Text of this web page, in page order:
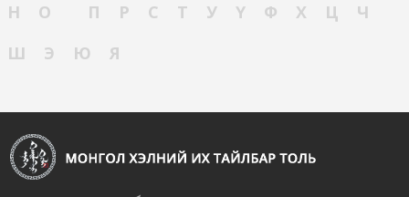
Н
О П Р С Т У Ү Ф Х Ц
Ч
Ш
Э Ю Я